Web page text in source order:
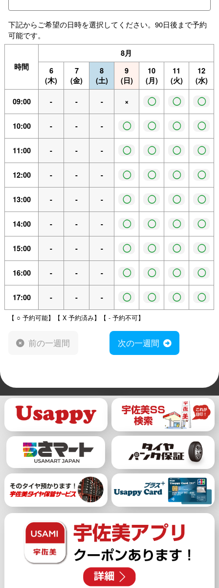
下記からご希望の日時を選択してください。90日後まで予約
可能です。
時間
8月
6
(木)
7
(金)
8
(土)
9
(日)
10
(月)
11
(火)
12
(水)
09:00 - - - × ◯ ◯ ◯
10:00 - - - ◯ ◯ ◯ ◯
11:00 - - - ◯ ◯ ◯ ◯
12:00 - - - ◯ ◯ ◯ ◯
13:00 - - - ◯ ◯ ◯ ◯
14:00 - - - ◯ ◯ ◯ ◯
15:00 - - - ◯ ◯ ◯ ◯
16:00 - - - ◯ ◯ ◯ ◯
17:00 - - - ◯ ◯ ◯ ◯
【 ○ 予約可能】【 X 予約済み】【 - 予約不可】
前の一週間 次の一週間